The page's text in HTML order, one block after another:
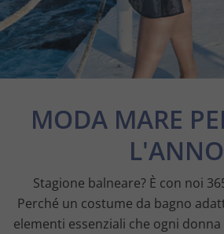
MODA MARE
L'ANNO
Stagione balneare? È con noi
Perché un costume da bagno
elementi essenziali che ogni